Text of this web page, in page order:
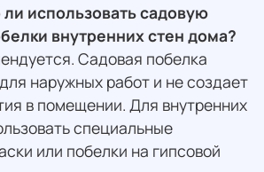
использовать садовую
внутренних стен дома?
Садовая побелка
наружных работ и не создает
в помещении. Для внутренних
специальные
или побелки на гипсовой